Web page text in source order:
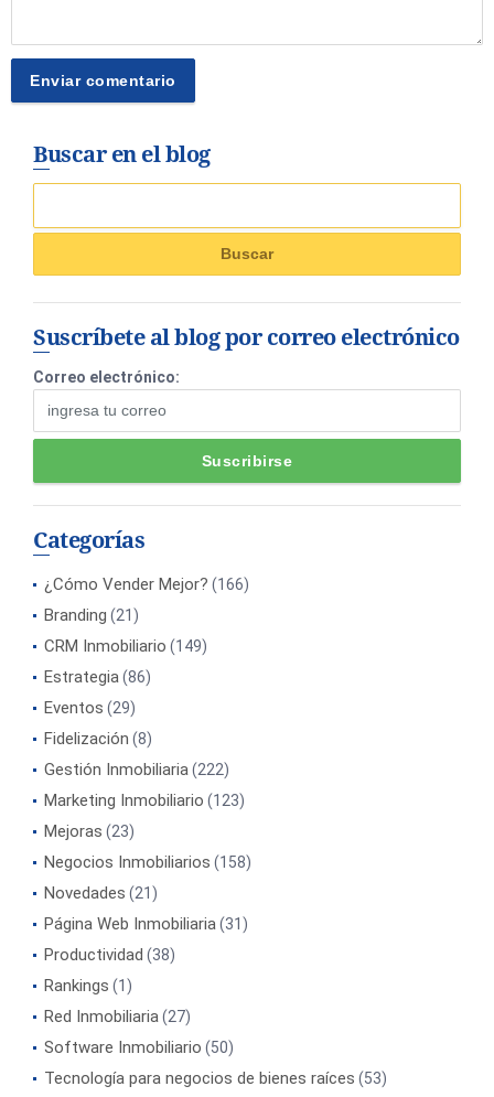
Buscar en el blog
Suscríbete al blog por correo electrónico
Correo electrónico:
Categorías
¿Cómo Vender Mejor? (166)
Branding (21)
CRM Inmobiliario (149)
Estrategia(86)
Eventos (29)
Fidelización (8)
Gestión Inmobiliaria(222)
Marketing Inmobiliario (123)
Mejoras (23)
Negocios Inmobiliarios (158)
Novedades (21)
Página Web Inmobiliaria(31)
Productividad (38)
Rankings (1)
Red Inmobiliaria(27)
Software Inmobiliario (50)
Tecnología para negocios de bienes raíces (53)